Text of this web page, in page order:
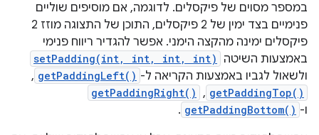
במספר מסוים של פיקסלים. לדוגמה, אם מוסיפים שוליים
פנימיים בצד ימין של 2 פיקסלים, התוכן של התצוגה מוזז 2
פיקסלים ימינה מהקצה הימני. אפשר להגדיר ריווח פנימי
באמצעות השיטה
setPadding(int, int, int, int)
ולשאול לגביו באמצעות הקריאה ל- getPaddingLeft()
,‏
getPaddingTop()
,‏
getPaddingRight()
ו- getPaddingBottom()
.